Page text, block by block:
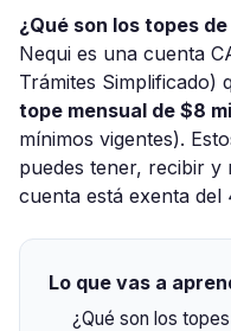
¿Qué son los topes
Nequi es una cuenta
Trámites Simplificado)
tope mensual de $8
mínimos vigentes).
puedes tener, recibir y
cuenta está exenta
Lo que vas a
¿Qué son los